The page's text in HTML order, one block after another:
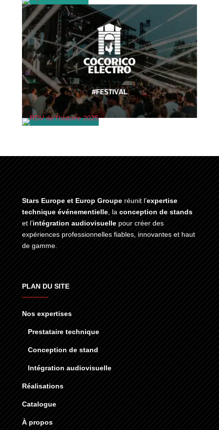
Stars Europe et Europ Groupe réunit l’expertise
technique événementielle, la conception de stands
et l’intégration audiovisuellepour créer des
expériences professionnelles fiables, innovantes et haut
de gamme.
PLAN DU SITE
Nos expertises
Prestataire technique
Conception de stand
Intégration audiovisuelle
Réalisations
Catalogue
À propos